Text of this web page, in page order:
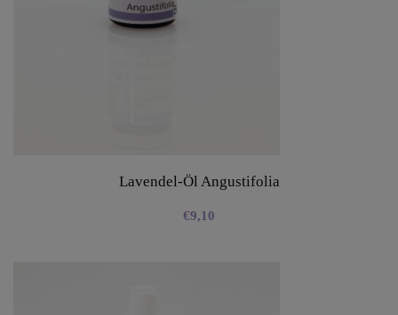
Lavendel-Öl Angustifolia
€9,10